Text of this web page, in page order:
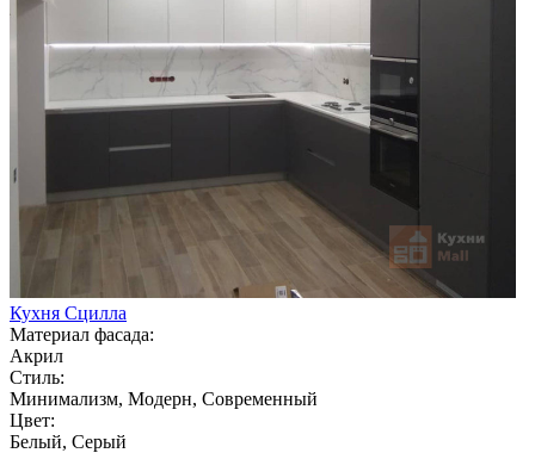
Кухня Сцилла
Материал фасада:
Акрил
Стиль:
Минимализм, Модерн, Современный
Цвет:
Белый, Серый